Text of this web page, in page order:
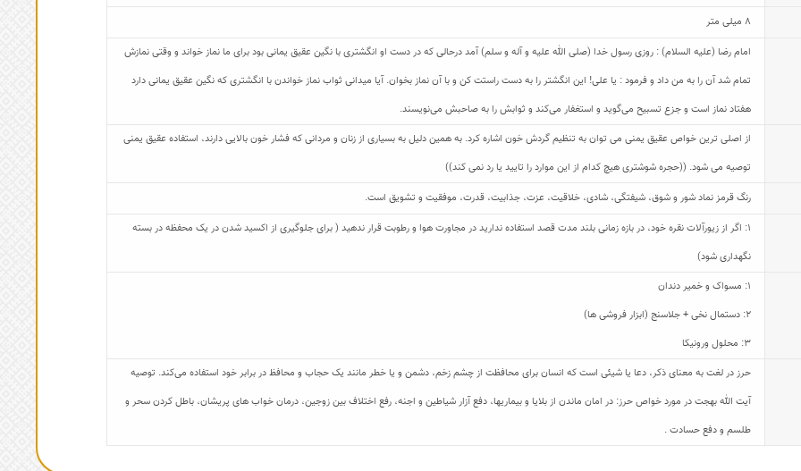
8 میلی متر
امام رضا (علیه السلام) : روزی رسول خدا (صلی الله علیه و آله و سلم) آمد درحالی که در دست او انگشتری با نگین عقیق یمانی بود برای ما نماز خواند و وقتی نمازش
تمام شد آن را به من داد و فرمود : یا علی! این انگشتر را به دست راستت کن و با آن نماز بخوان. آیا میدانی ثواب نماز خواندن با انگشتری که نگین عقیق یمانی دارد
هفتاد نماز است و جزع تسبیح می‌گوید و استغفار می‌کند و ثوابش را به صاحبش می‌نویسند.
از اصلی ترین خواص عقیق یمنی می توان به تنظیم گردش خون اشاره کرد. به همین دلیل به بسیاری از زنان و مردانی که فشار خون بالایی دارند، استفاده عقیق یمنی
توصیه می شود. ((حجره شوشتری هیچ کدام از این موارد را تایید یا رد نمی کند))
رنگ قرمز نماد شور و شوق، شیفتگی، شادی، خلاقیت، عزت، جذابیت، قدرت، موفقیت و تشویق است.
1: اگر از زیورآلات نقره خود، در بازه زمانی بلند مدت قصد استفاده ندارید در مجاورت هوا و رطوبت قرار ندهید ( برای جلوگیری از اکسید شدن در یک محفظه در بسته
نگهداری شود)
1: مسواک و خمیر دندان
2: دستمال نخی + جلاسنج (ابزار فروشی ها)
3: محلول ورونیکا
حرز در لغت به معنای ذکر، دعا یا شیئی است که انسان برای محافظت از چشم زخم، دشمن و یا خطر مانند یک حجاب و محافظ در برابر خود استفاده می‌کند. توصیه
آیت الله بهجت در مورد خواص حرز: در امان ماندن از بلایا و بیماریها، دفع آزار شیاطین و اجنه، رفع اختلاف بین زوجین، درمان خواب های پریشان، باطل کردن سحر و
طلسم و دفع حسادت .